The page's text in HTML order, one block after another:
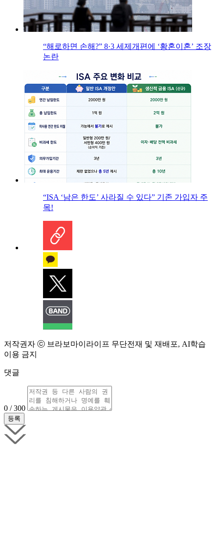
“해로하면 손해?” 8·3 세제개편에 ‘황혼이혼’ 조장
논란
“ISA ‘남은 한도’ 사라질 수 있다” 기존 가입자 주
목!
저작권자 ⓒ 브라보마이라이프 무단전재 및 재배포, AI학습
이용 금지
댓글
0 / 300